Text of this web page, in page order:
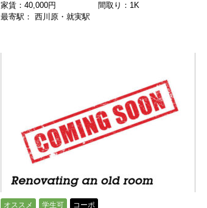
家賃： 40,000円
間取り：1K
最寄駅： 西川原・就実駅
オススメ 学生可 コーポ